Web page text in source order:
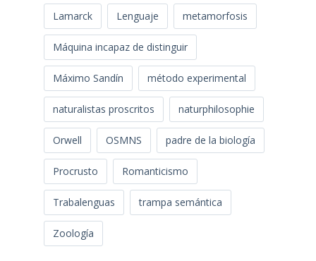
Lamarck Lenguaje metamorfosis
Máquina incapaz de distinguir
Máximo Sandín método experimental
naturalistas proscritos naturphilosophie
Orwell OSMNS padre de la biología
Procrusto Romanticismo
Trabalenguas trampa semántica
Zoología